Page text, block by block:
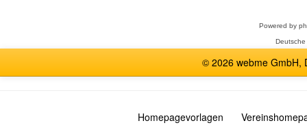
Powered by
© 2026 webme GmbH,
Homepagevorlagen